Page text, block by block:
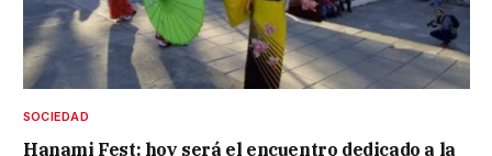
SOCIEDAD
Hanami Fest: hoy será el encuentro dedicado a la